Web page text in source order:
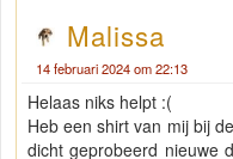
Malissa
14 februari 2024 om 22:13
Helaas niks helpt :(
Heb een shirt van mij bij
dicht geprobeerd nieuwe